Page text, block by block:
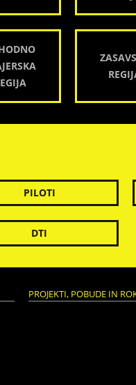
PILOTI
DTI
PROJEKTI, POBUDE IN